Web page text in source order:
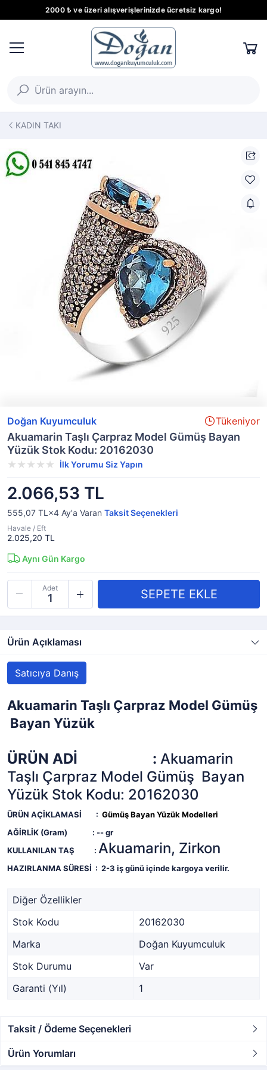
2000 ₺ ve üzeri alışverişlerinizde ücretsiz kargo!
KADIN TAKI
Doğan Kuyumculuk Tükeniyor
Akuamarin Taşlı Çarpraz Model Gümüş Bayan
Yüzük Stok Kodu: 20162030
İlk Yorumu Siz Yapın
2.066,53 TL
555,07 TL×4 Ay'a Varan Taksit Seçenekleri
Havale / Eft
2.025,20 TL
Aynı Gün Kargo
Adet
Ürün Açıklaması
Satıcıya Danış
Akuamarin Taşlı Çarpraz Model Gümüş
Bayan Yüzük
ÜRÜN ADİ : Akuamarin
Taşlı Çarpraz Model Gümüş Bayan
Yüzük Stok Kodu: 20162030
ÜRÜN AÇİKLAMASİ : Gümüş Bayan Yüzük Modelleri
AĞİRLİK (Gram) : --gr
KULLANILAN TAŞ : Akuamarin, Zirkon
HAZIRLANMA SÜRESİ : 2-3 iş günü içinde kargoya verilir.
Diğer Özellikler
Stok Kodu
20162030
Marka
Doğan Kuyumculuk
Stok Durumu
Var
Garanti (Yıl)
1
Taksit / Ödeme Seçenekleri
Ürün Yorumları